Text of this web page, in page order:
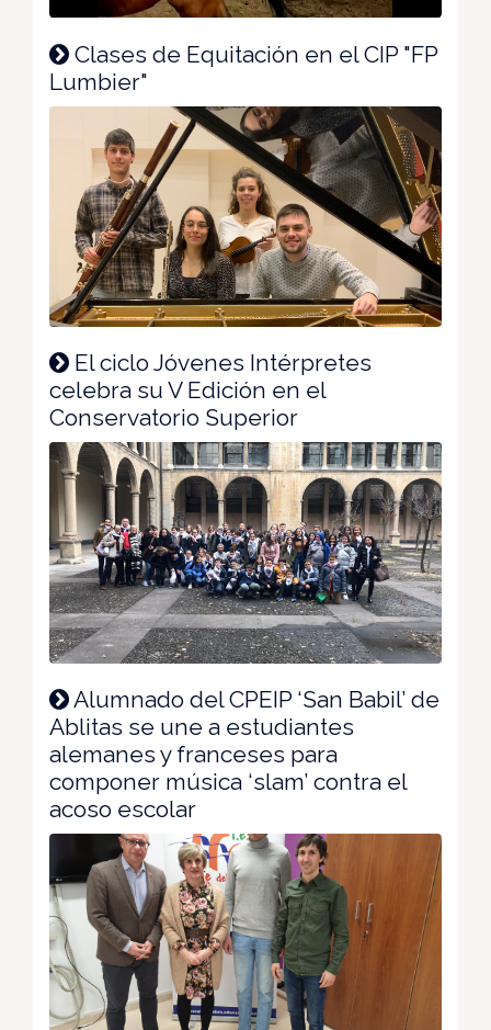
Clases de Equitación en el CIP "FP
Lumbier"
El ciclo Jóvenes Intérpretes
celebra su V Edición en el
Conservatorio Superior
Alumnado del CPEIP ‘San Babil’ de
Ablitas se une a estudiantes
alemanes y franceses para
componer música ‘slam’ contra el
acoso escolar